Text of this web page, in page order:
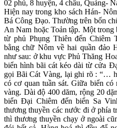
02 phủ, 8 huyện, 4 châu, Quảng-
Hiện nay trong kho sách Hán-
Bá Công Đạo. Thường trên bốn
An Nam hoặc Toản tập. Một
từ phủ Phụng Thiên đến Chiêm
bằng chữ Nôm về hai quần đảo
như sau: ở khu vực Phủ Thăng
biển hình bãi cát kéo dài từ cửa
gọi Bãi Cát Vàng, lại ghi rõ : “…
có cơ quan tuần sát. Giữa biển
vàng. Dài độ 400 dăm, rộng 20
biển Đại Chiêm đến biển Sa
thương thuyền các nước đi ở phía
thì thương thuyền chạy ở ngoài